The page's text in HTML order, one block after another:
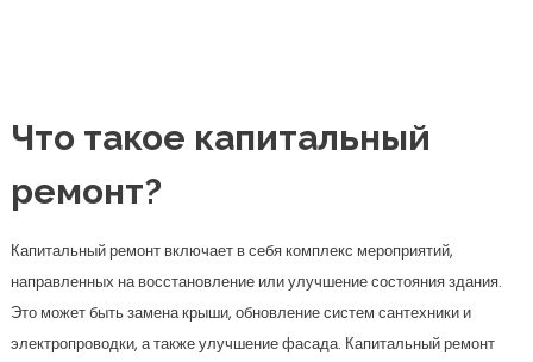
Что такое капитальный
ремонт?
Капитальный ремонт включает в себя комплекс мероприятий,
направленных на восстановление или улучшение состояния здания.
Это может быть замена крыши, обновление систем сантехники и
электропроводки, а также улучшение фасада. Капитальный ремонт